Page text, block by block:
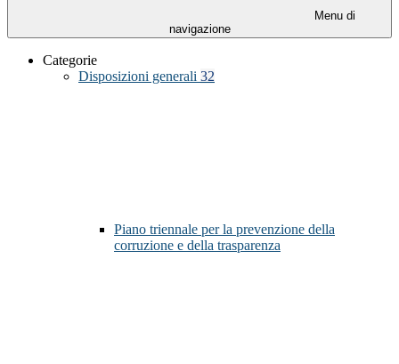
Menu di
navigazione
Categorie
Disposizioni generali 32
Piano triennale per la prevenzione della
corruzione e della trasparenza